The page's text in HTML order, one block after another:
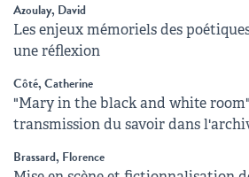
Azoulay, David
Les enjeux mémoriels des
une réflexion
Côté, Catherine
"Mary in the black and white
transmission du savoir dans
Brassard, Florence